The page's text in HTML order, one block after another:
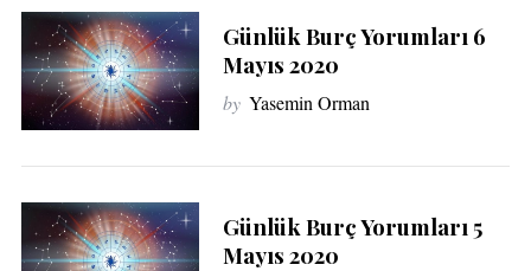
Günlük Burç Yorumları 6
Mayıs 2020
by Yasemin Orman
Günlük Burç Yorumları 5
Mayıs 2020